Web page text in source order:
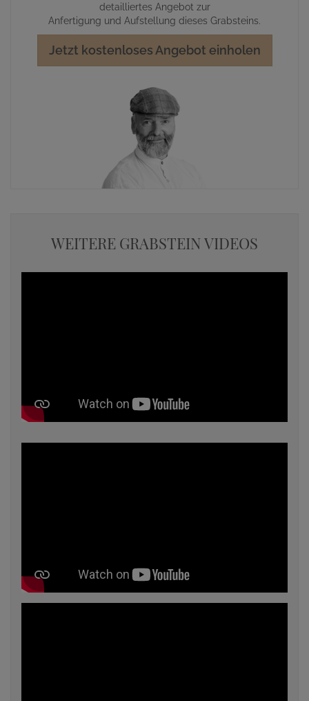
detailliertes Angebot zur
Anfertigung und Aufstellung dieses Grabsteins.
Jetzt kostenloses Angebot einholen
WEITERE GRABSTEIN VIDEOS